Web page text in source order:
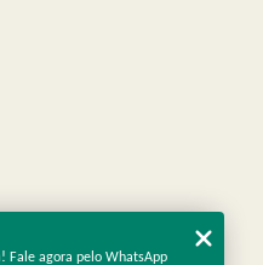
Fale agora pelo WhatsApp